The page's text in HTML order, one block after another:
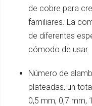
de cobre para
familiares. La
de diferentes
cómodo de usar.
Número de
plateadas, un
0,5 mm, 0,7 mm,